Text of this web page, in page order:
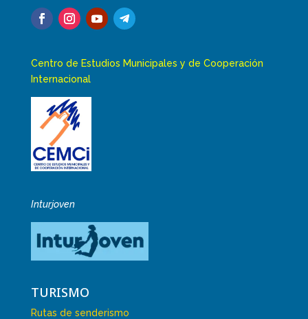
Centro de Estudios Municipales y de Cooperación
Internacional
Inturjoven
TURISMO
Rutas de senderismo